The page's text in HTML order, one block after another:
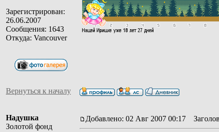
Зарегистрирован:
26.06.2007
Сообщения: 1643
Откуда: Vancouver
Вернуться к началу
Надушка
Золотой фонд
Добавлено: 02 Авг 2007 00:17